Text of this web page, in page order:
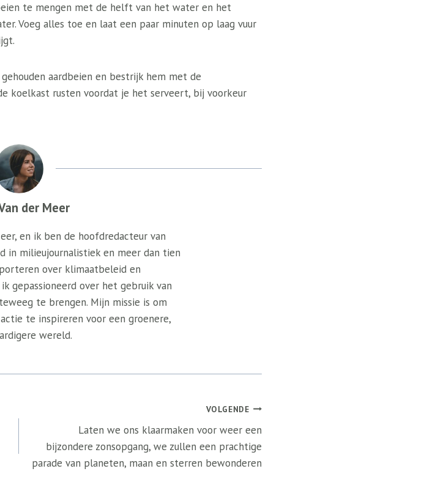
te mengen met de helft van het water en het
Voeg alles toe en laat een paar minuten op laag vuur
aardbeien en bestrijk hem met de
koelkast rusten voordat je het serveert, bij voorkeur
der Meer
en ik ben de hoofdredacteur van
in milieujournalistiek en meer dan tien
over klimaatbeleid en
gepassioneerd over het gebruik van
te brengen. Mijn missie is om
te inspireren voor een groenere,
wereld.
VOLGENDE
Laten we ons klaarmaken voor weer een
bijzondere zonsopgang, we zullen een prachtige
parade van planeten, maan en sterren bewonderen